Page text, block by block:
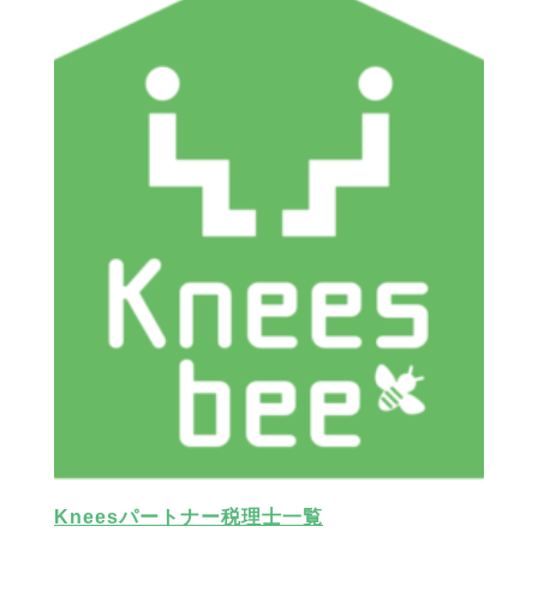
Kneesパートナー税理士一覧